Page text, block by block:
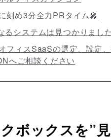
刻め3分全力PRタイム🎤
るシステムは見つかりまし
フィスSaaSの選定、設定
へご相談ください
ボックスを”